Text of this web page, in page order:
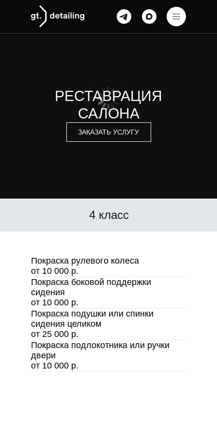
РЕСТАВРАЦИЯ
САЛОНА
ЗАКАЗАТЬ УСЛУГУ
4 класс
Покраска рулевого колеса
от 10 000 р.
Покраска боковой поддержки
сидения
от 10 000 р.
Покраска подушки или спинки
сидения целиком
от 25 000 р.
Покраска подлокотника или ручки
двери
от 10 000 р.